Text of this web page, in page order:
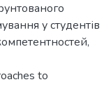
у студентів
to